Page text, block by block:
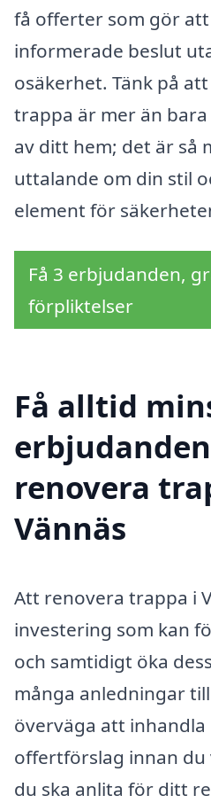
få offerter som gör
informerade beslut
osäkerhet. Tänk på
trappa är mer än
av ditt hem; det är så
uttalande om din stil
element för
Få 3 erbjudanden,
förpliktelser
Få alltid
renovera
Vännäs
Att renovera trappa i
investering som kan
och samtidigt öka
många anledningar
överväga att
offertförslag innan
du ska anlita för ditt